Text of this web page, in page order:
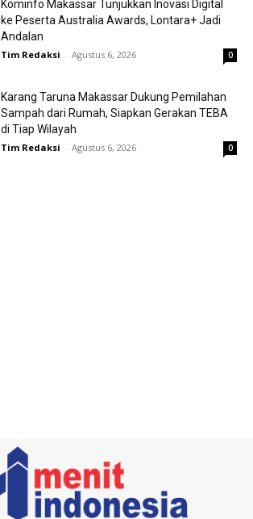
Kominfo Makassar Tunjukkan Inovasi Digital
ke Peserta Australia Awards, Lontara+ Jadi
Andalan
Tim Redaksi - Agustus 6, 2026 0
Karang Taruna Makassar Dukung Pemilahan
Sampah dari Rumah, Siapkan Gerakan TEBA
di Tiap Wilayah
Tim Redaksi - Agustus 6, 2026 0